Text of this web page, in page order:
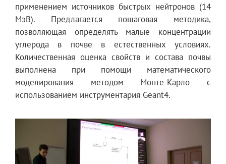
применением источников быстрых нейтронов (14
МэВ). Предлагается пошаговая методика,
позволяющая определять малые концентрации
углерода в почве в естественных условиях.
Количественная оценка свойств и состава почвы
выполнена при помощи математического
моделирования методом Монте-Карло с
использованием инструментария Geant4.